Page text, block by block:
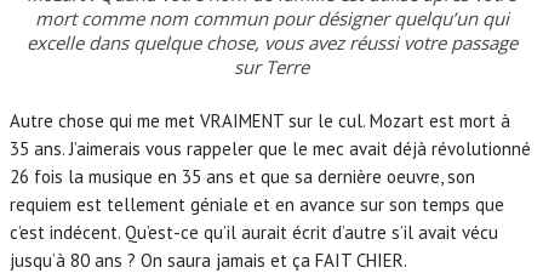
mort comme nom commun pour désigner quelqu’un qui
excelle dans quelque chose, vous avez réussi votre passage
sur Terre
Autre chose qui me met VRAIMENT sur le cul. Mozart est mort à
35 ans. J’aimerais vous rappeler que le mec avait déjà révolutionné
26 fois la musique en 35 ans et que sa dernière oeuvre, son
requiem est tellement géniale et en avance sur son temps que
c’est indécent. Qu’est-ce qu’il aurait écrit d’autre s’il avait vécu
jusqu’à 80 ans ? On saura jamais et ça FAIT CHIER.